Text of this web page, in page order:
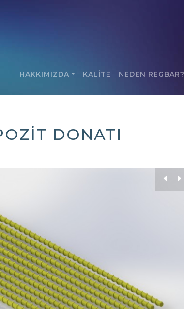
HAKKIMIZDA KALİTE NEDEN REGBAR?
DONATI